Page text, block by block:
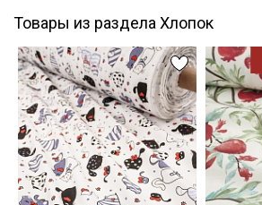
Товары из раздела Хлопок